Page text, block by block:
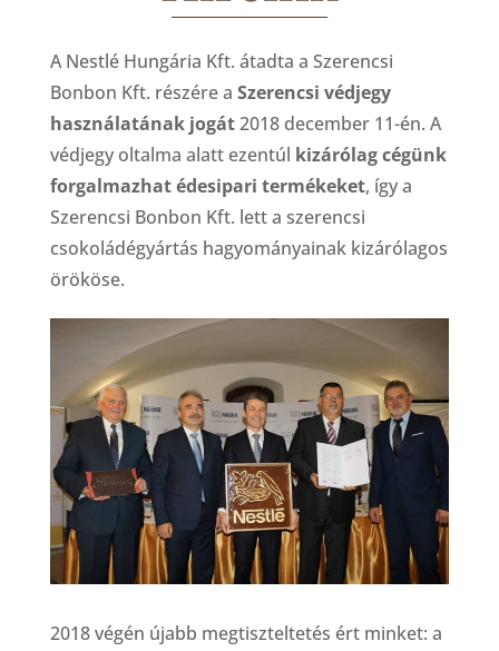
A Nestlé Hungária Kft. átadta a Szerencsi
Bonbon Kft. részére a Szerencsi védjegy
használatának jogát2018 december 11-én. A
védjegy oltalma alatt ezentúl kizárólag cégünk
forgalmazhat édesipari termékeket, így a
Szerencsi Bonbon Kft. lett a szerencsi
csokoládégyártás hagyományainak kizárólagos
örököse.
2018 végén újabb megtiszteltetés ért minket: a